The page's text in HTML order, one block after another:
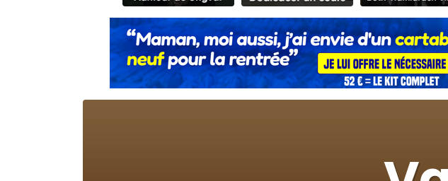
4 personnes viennent de nous rejoindre sur
3 personnes viennent de nous rejoindre sur
3 personnes viennent de faire un don
Odaya vient de donner son Maasser
13 personnes viennent de demander une
12 nouvelles musiques dans Torah-Box